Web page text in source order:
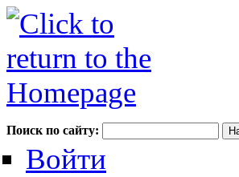
Поиск по сайту:
Войти